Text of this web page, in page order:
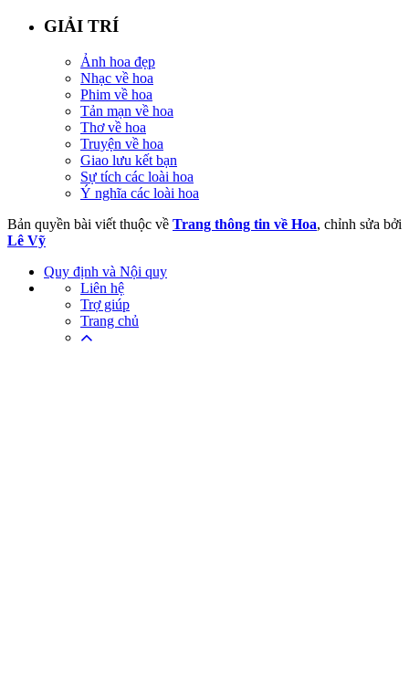
GIẢI TRÍ
Ảnh hoa đẹp
Nhạc về hoa
Phim về hoa
Tản mạn về hoa
Thơ về hoa
Truyện về hoa
Giao lưu kết bạn
Sự tích các loài hoa
Ý nghĩa các loài hoa
Bản quyền bài viết thuộc về Trang thông tin về Hoa, chỉnh sửa bởi
Lê Vỹ
Quy định và Nội quy
Liên hệ
Trợ giúp
Trang chủ